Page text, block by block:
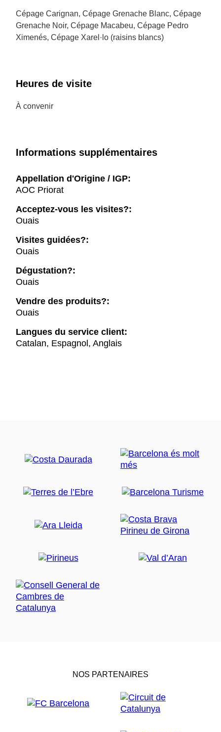
Cépage Carignan, Cépage Grenache Blanc, Cépage
Grenache Noir, Cépage Macabeu, Cépage Pedro
Ximenés, Cépage Xarel·lo (raisins blancs)
Heures de visite
À convenir
Informations supplémentaires
Appellation d'Origine / IGP:
AOC Priorat
Acceptez-vous les visites?:
Ouais
Visites guidées?:
Ouais
Dégustation?:
Ouais
Vendre des produits?:
Ouais
Langues du service client:
Catalan, Espagnol, Anglais
NOS PARTENAIRES